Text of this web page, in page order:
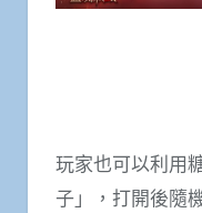
玩家也可以利用
子」，打開後隨